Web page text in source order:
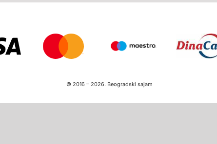
© 2016 – 2026.Beogradski sajam